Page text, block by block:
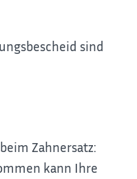
sind
Zahnersatz:
kann Ihre